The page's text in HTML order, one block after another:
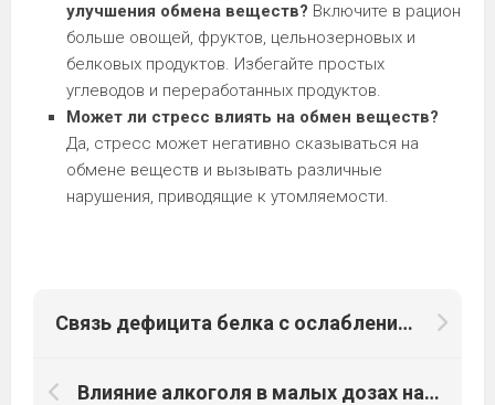
улучшения обмена веществ? Включите в рацион
больше овощей, фруктов, цельнозерновых и
белковых продуктов. Избегайте простых
углеводов и переработанных продуктов.
Может ли стресс влиять на обмен веществ?
Да, стресс может негативно сказываться на
обмене веществ и вызывать различные
нарушения, приводящие к утомляемости.
Связь дефицита белка с ослаблением иммунной защиты
Влияние алкоголя в малых дозах на хронические заболевания